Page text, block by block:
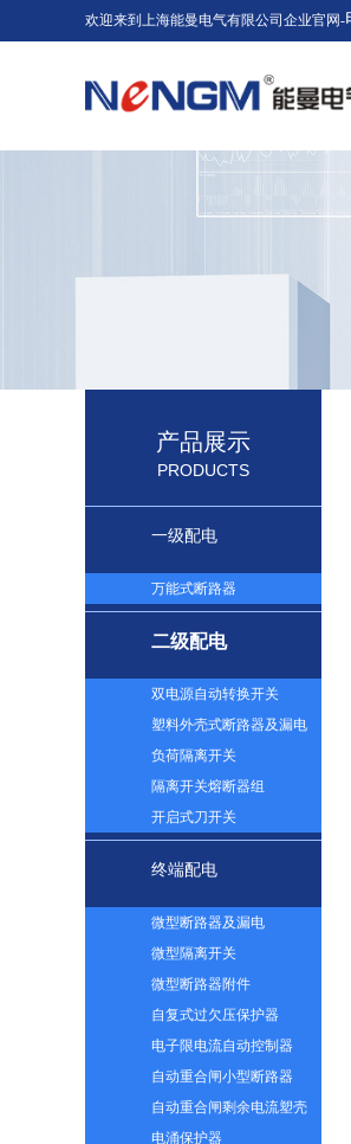
欢迎来到上海能曼电气有限公司企业官网-
产品展示
PRODUCTS
一级配电
万能式断路器
二级配电
双电源自动转换开关
塑料外壳式断路器及漏电
负荷隔离开关
隔离开关熔断器组
开启式刀开关
终端配电
微型断路器及漏电
微型隔离开关
微型断路器附件
自复式过欠压保护器
电子限电流自动控制器
自动重合闸小型断路器
自动重合闸剩余电流塑壳
断路器
电涌保护器